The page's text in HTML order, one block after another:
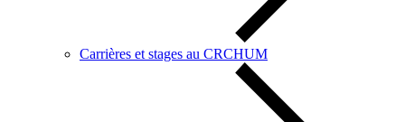
Carrières et stages au CRCHUM